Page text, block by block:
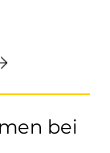
bei